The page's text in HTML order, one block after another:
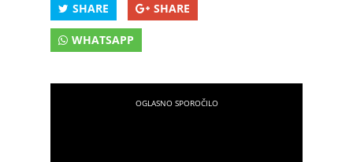
SHARE SHARE
WHATSAPP